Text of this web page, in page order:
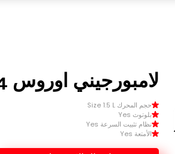
لامبورجيني اوروس 2024
حجم المحرك Size 1.5 L
بلوتوث Yes
نظام تثبيت السرعة Yes
الأمتعة Yes